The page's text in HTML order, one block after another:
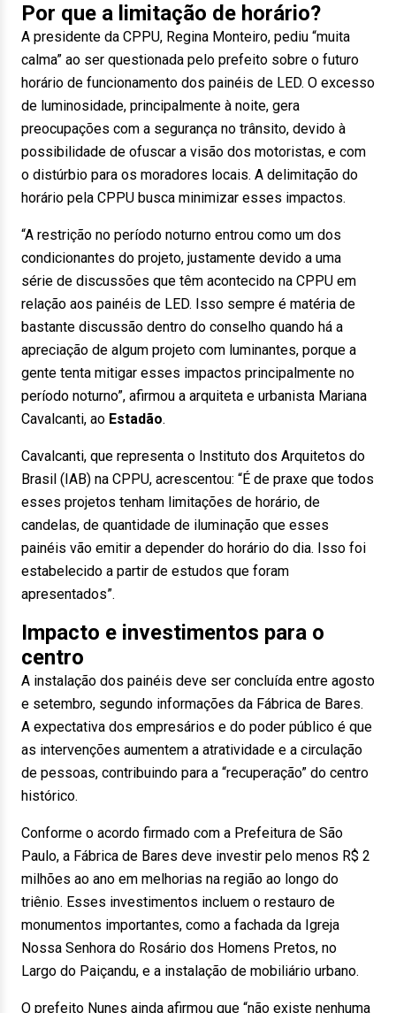
Por que a limitação de horário?
A presidente da CPPU, Regina Monteiro, pediu “muita
calma” ao ser questionada pelo prefeito sobre o futuro
horário de funcionamento dos painéis de LED. O excesso
de luminosidade, principalmente à noite, gera
preocupações com a segurança no trânsito, devido à
possibilidade de ofuscar a visão dos motoristas, e com
o distúrbio para os moradores locais. A delimitação do
horário pela CPPU busca minimizar esses impactos.
“A restrição no período noturno entrou como um dos
condicionantes do projeto, justamente devido a uma
série de discussões que têm acontecido na CPPU em
relação aos painéis de LED. Isso sempre é matéria de
bastante discussão dentro do conselho quando há a
apreciação de algum projeto com luminantes, porque a
gente tenta mitigar esses impactos principalmente no
período noturno”, afirmou a arquiteta e urbanista Mariana
Cavalcanti, ao Estadão.
Cavalcanti, que representa o Instituto dos Arquitetos do
Brasil (IAB) na CPPU, acrescentou: “É de praxe que todos
esses projetos tenham limitações de horário, de
candelas, de quantidade de iluminação que esses
painéis vão emitir a depender do horário do dia. Isso foi
estabelecido a partir de estudos que foram
apresentados”.
Impacto e investimentos para o
centro
A instalação dos painéis deve ser concluída entre agosto
e setembro, segundo informações da Fábrica de Bares.
A expectativa dos empresários e do poder público é que
as intervenções aumentem a atratividade e a circulação
de pessoas, contribuindo para a “recuperação” do centro
histórico.
Conforme o acordo firmado com a Prefeitura de São
Paulo, a Fábrica de Bares deve investir pelo menos R$ 2
milhões ao ano em melhorias na região ao longo do
triênio. Esses investimentos incluem o restauro de
monumentos importantes, como a fachada da Igreja
Nossa Senhora do Rosário dos Homens Pretos, no
Largo do Paiçandu, e a instalação de mobiliário urbano.
O prefeito Nunes ainda afirmou que “não existe nenhuma